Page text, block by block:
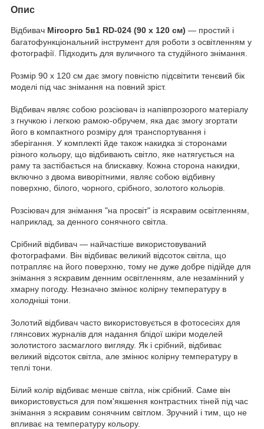
Опис
Відбивач Mircopro 5в1 RD-024 (90 х 120 см) — простий і
багатофункціональний інструмент для роботи з освітленням у
фотографії. Підходить для вуличного та студійного знімання.
Розмір 90 х 120 см дає змогу повністю підсвітити тенєвий бік
моделі під час знімання на повний зріст.
Відбивач являє собою розсіювач із напівпрозорого матеріалу
з гнучкою і легкою рамою-обручем, яка дає змогу згортати
його в компактного розміру для транспортування і
зберігання. У комплекті йде також накидка зі сторонами
різного кольору, що відбивають світло, яке натягується на
раму та застібається на блискавку. Кожна сторона накидки,
включно з двома виворітними, являє собою відбивну
поверхню, білого, чорного, срібного, золотого кольорів.
Розсіювач для знімання "на просвіт" із яскравим освітленням,
наприклад, за денного сонячного світла.
Срібний відбивач — найчастіше використовуваний
фотографами. Він відбиває великий відсоток світла, що
потрапляє на його поверхню, тому не дуже добре підійде для
знімання з яскравим денним освітленням, але незамінний у
хмарну погоду. Незначно змінює колірну температуру в
холодніші тони.
Золотий відбивач часто використовується в фотосесіях для
глянсових журналів для надання блідої шкіри моделей
золотистого засмаглого вигляду. Як і срібний, відбиває
великий відсоток світла, але змінює колірну температуру в
теплі тони.
Білий колір відбиває менше світла, ніж срібний. Саме він
використовується для пом'якшення контрастних тіней під час
знімання з яскравим сонячним світлом. Зручний і тим, що не
впливає на температуру кольору.